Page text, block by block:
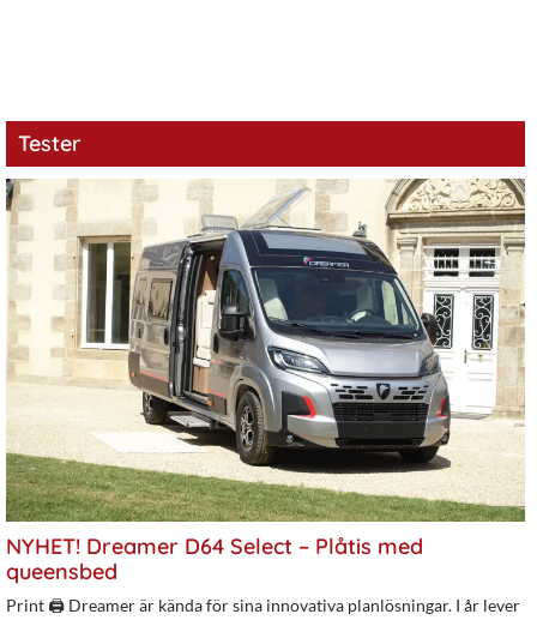
Tester
NYHET! Dreamer D64 Select – Plåtis med
queensbed
Print 🖨 Dreamer är kända för sina innovativa planlösningar. I år lever